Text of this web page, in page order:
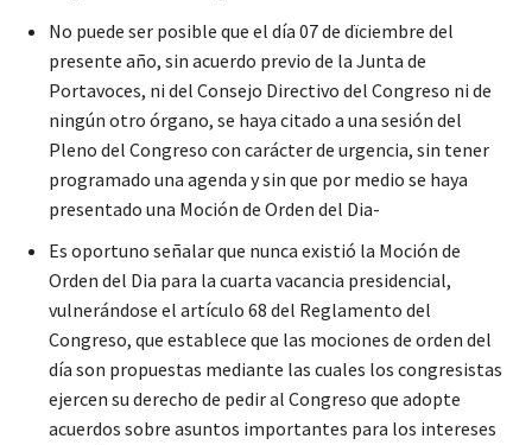
No puede ser posible que el día 07 de dïciembre del
presente año, sin acuerdo previo de la Junta de
Portavoces, ni del Consejo Directivo del Congreso ni de
ningún otro órgano, se haya citado a una sesión del
Pleno del Congreso con carácter de urgencia, sin tener
programado una agenda y sin que por medio se haya
presentado una Moción de Orden del Dia-
Es oportuno señalar que nunca existió la Moción de
Orden del Dia para la cuarta vacancia presidencial,
vulnerándose el artículo 68 del Reglamento del
Congreso, que establece que las mociones de orden del
día son propuestas mediante las cuales los congresistas
ejercen su derecho de pedir al Congreso que adopte
acuerdos sobre asuntos importantes para los intereses